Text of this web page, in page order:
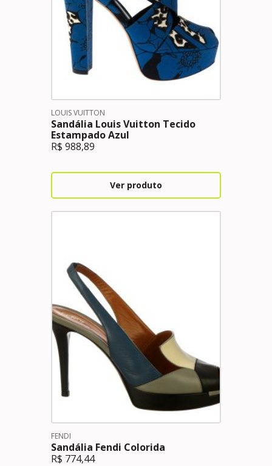
LOUIS VUITTON
Sandália Louis Vuitton Tecido
Estampado Azul
R$ 988,89
Ver produto
FENDI
Sandália Fendi Colorida
R$ 774,44